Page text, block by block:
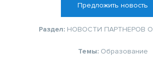
Предложить новость
Раздел: НОВОСТИ ПАРТНЕРОВ
Темы: Образование